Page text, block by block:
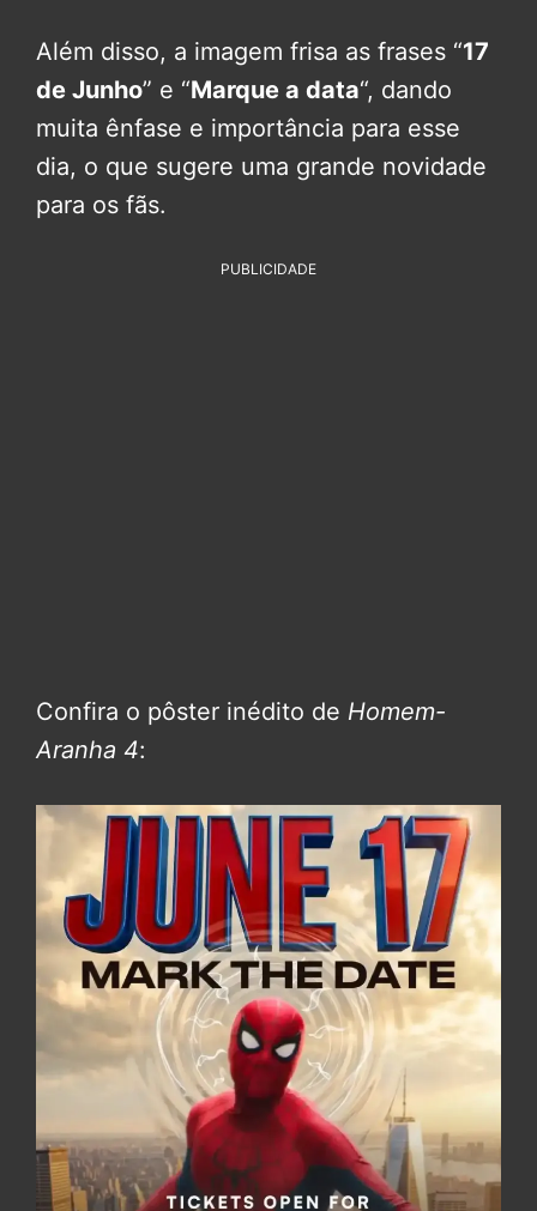
Além disso, a imagem frisa as frases “17
de Junho” e “Marque a data“, dando
muita ênfase e importância para esse
dia, o que sugere uma grande novidade
para os fãs.
PUBLICIDADE
Confira o pôster inédito de Homem-
Aranha 4: